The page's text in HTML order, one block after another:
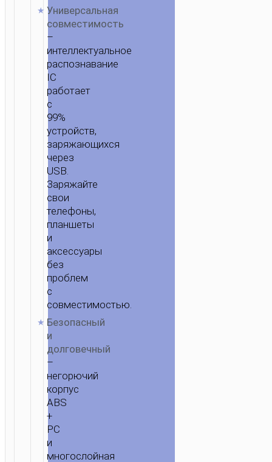
Универсальная
совместимость
–
интеллектуальное
распознавание
IC
работает
с
99%
устройств,
заряжающихся
через
USB.
Заряжайте
свои
телефоны,
планшеты
и
аксессуары
без
проблем
с
совместимостью.
Безопасный
и
долговечный
–
негорючий
корпус
ABS
+
PC
и
многослойная